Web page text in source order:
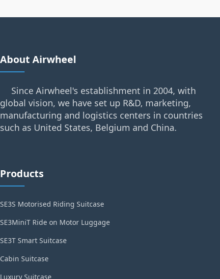
About Airwheel
Since Airwheel's establishment in 2004, with
global vision, we have set up R&D, marketing,
manufacturing and logistics centers in countries
such as United States, Belgium and China.
Products
SE3S Motorised Riding Suitcase
SE3MiniT Ride on Motor Luggage
SE3T Smart Suitcase
Cabin Suitcase
Luxury Suitcase